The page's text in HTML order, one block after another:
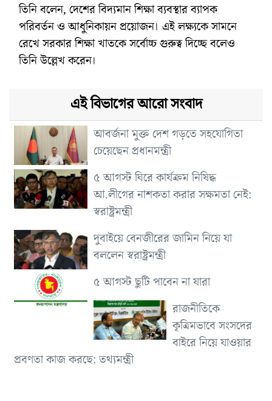
তিনি বলেন, দেশের বিদ্যমান শিক্ষা ব্যবস্থার ব্যাপক
পরিবর্তন ও আধুনিকায়ন প্রয়োজন। এই লক্ষ্যকে সামনে
রেখে সরকার শিক্ষা খাতকে সর্বোচ্চ গুরুত্ব দিচ্ছে বলেও
তিনি উল্লেখ করেন।
এই বিভাগের আরো সংবাদ
আবর্জনা মুক্ত দেশ গড়তে সহযোগিতা
চেয়েছেন প্রধানমন্ত্রী
৫ আগস্ট ঘিরে কার্যক্রম নিষিদ্ধ
আ.লীগের নাশকতা করার সক্ষমতা নেই:
স্বরাষ্ট্রমন্ত্রী
দুবাইয়ে বেনজীরের জামিন নিয়ে যা
বললেন স্বরাষ্ট্রমন্ত্রী
৫ আগস্ট ছুটি পাবেন না যারা
রাজনীতিকে
কৃত্রিমভাবে সংসদের
বাইরে নিয়ে যাওয়ার
প্রবণতা কাজ করছে: তথ্যমন্ত্রী